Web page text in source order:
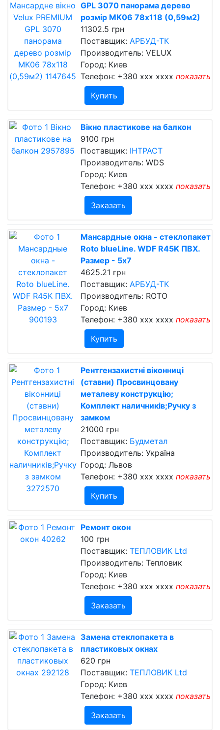
GPL 3070 панорама дерево
розмір MK06 78х118 (0,59м2)
11302.5 грн
Поставщик: АРБУД-ТК
Производитель: VELUX
Город: Киев
Телефон: +380 xxx xxxx показать
Купить
Вікно пластикове на балкон
9100 грн
Поставщик: ІНТРАСТ
Производитель: WDS
Город: Киев
Телефон: +380 xxx xxxx показать
Заказать
Мансардные окна - стеклопакет
Roto blueLine. WDF R45K ПВХ.
Размер - 5x7
4625.21 грн
Поставщик: АРБУД-ТК
Производитель: ROTO
Город: Киев
Телефон: +380 xxx xxxx показать
Купить
Рентгензахистні віконниці
(ставни) Просвинцовану
металеву конструкцію;
Комплект наличників;Ручку з
замком
21000 грн
Поставщик: Будметал
Производитель: Україна
Город: Львов
Телефон: +380 xxx xxxx показать
Купить
Ремонт окон
100 грн
Поставщик: ТЕПЛОВИК Ltd
Производитель: Тепловик
Город: Киев
Телефон: +380 xxx xxxx показать
Заказать
Замена стеклопакета в
пластиковых окнах
620 грн
Поставщик: ТЕПЛОВИК Ltd
Город: Киев
Телефон: +380 xxx xxxx показать
Заказать